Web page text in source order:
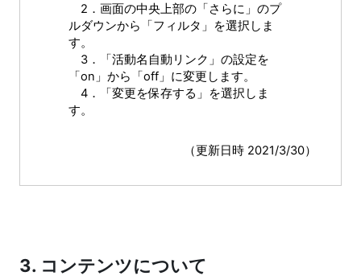
2．画面の中央上部の「さらに」のプ
ルダウンから「フィルタ」を選択しま
す。
3．「活動名自動リンク」の設定を
「on」から「off」に変更します。
4．「変更を保存する」を選択しま
す。
（更新日時 2021/3/30）
3. コンテンツについて